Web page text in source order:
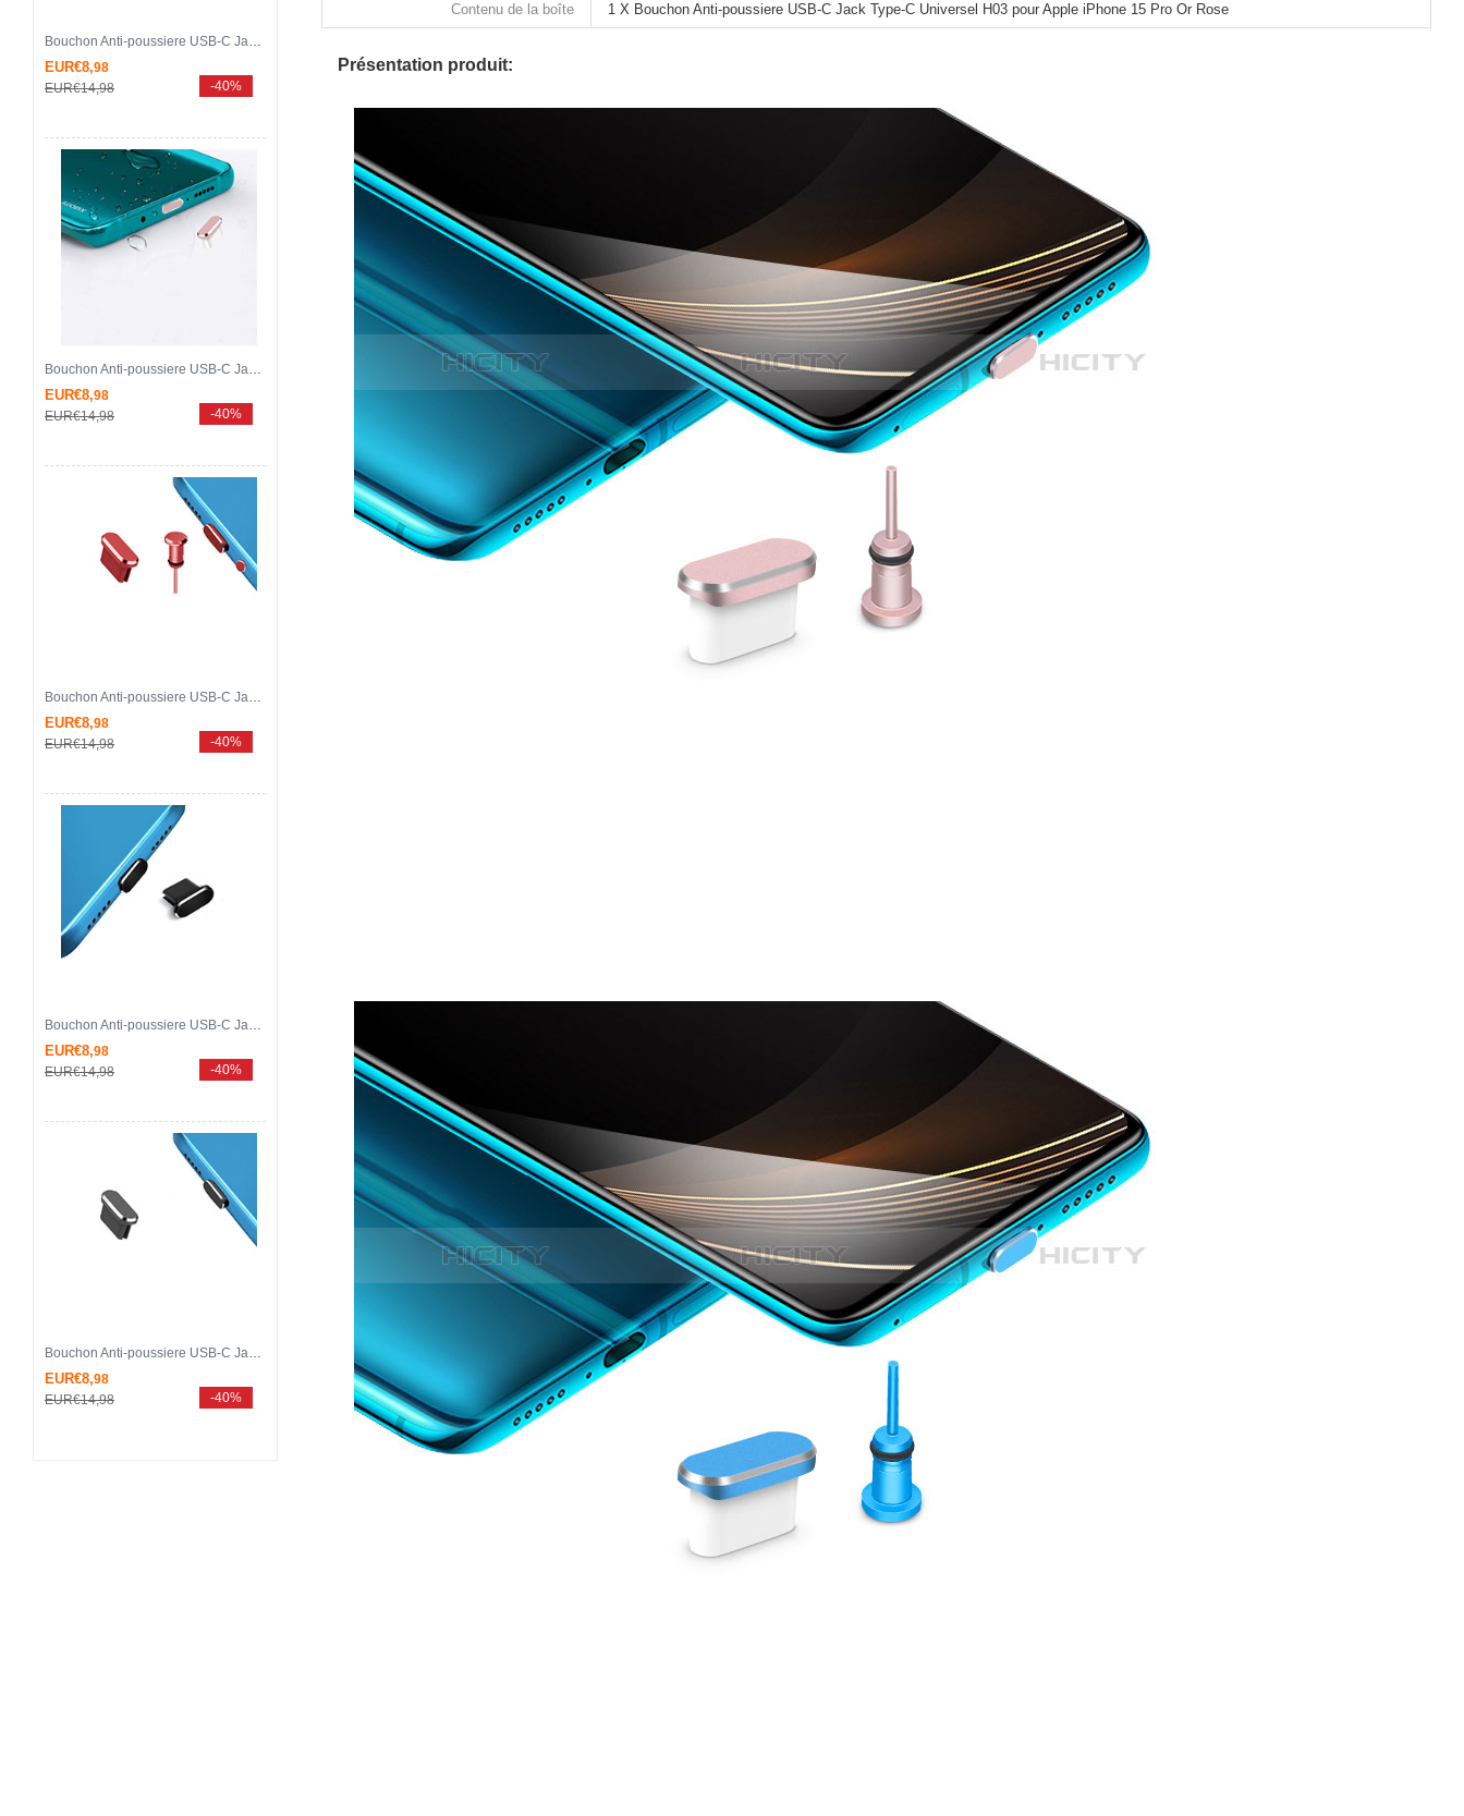
Contenu de la boîte 1 X Bouchon Anti-poussiere USB-C Jack Type-C Universel H03 pour Apple iPhone 15 Pro Or Rose
Présentation produit:
Bouchon Anti-poussiere USB-C Jack Type-C Universel H17 pour Apple iPhone 15 Pro Or
EUR€8,98
EUR€14,98 -40%
Bouchon Anti-poussiere USB-C Jack Type-C Universel H16 pour Apple iPhone 15 Pro Or Rose
EUR€8,98
EUR€14,98 -40%
Bouchon Anti-poussiere USB-C Jack Type-C Universel H15 pour Apple iPhone 15 Pro Rouge
EUR€8,98
EUR€14,98 -40%
Bouchon Anti-poussiere USB-C Jack Type-C Universel H14 pour Apple iPhone 15 Pro Noir
EUR€8,98
EUR€14,98 -40%
Bouchon Anti-poussiere USB-C Jack Type-C Universel H13 pour Apple iPhone 15 Pro Gris Fonce
EUR€8,98
EUR€14,98 -40%